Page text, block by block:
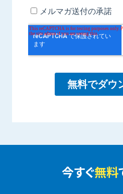
今すぐ無料